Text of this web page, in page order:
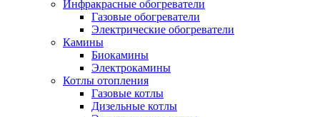
Инфракрасные обогреватели
Газовые обогреватели
Электрические обогреватели
Камины
Биокамины
Электрокамины
Котлы отопления
Газовые котлы
Дизельные котлы